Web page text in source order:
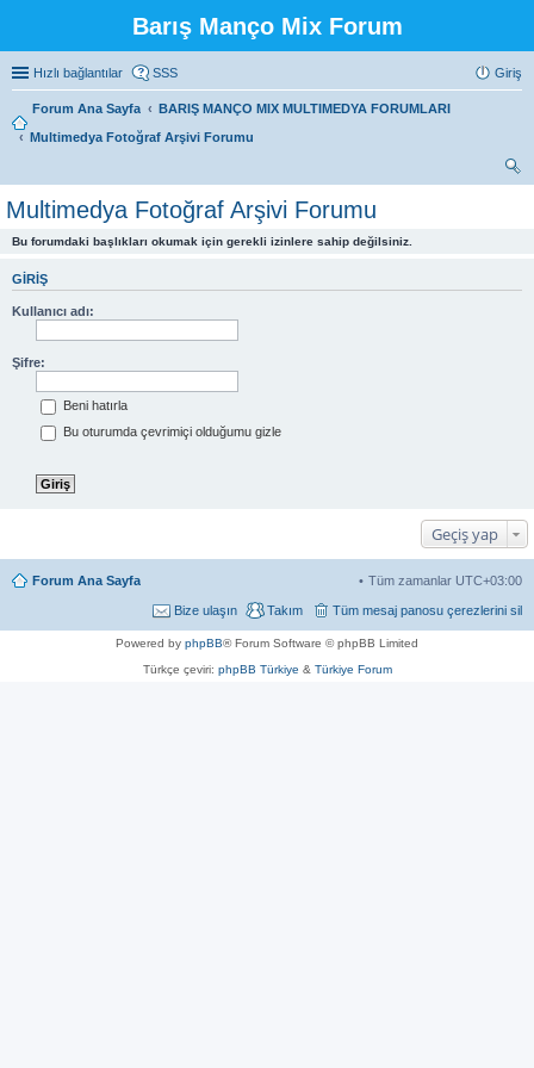
Barış Manço Mix Forum
Hızlı bağlantılar SSS Giriş
Forum Ana Sayfa
BARIŞ MANÇO MIX MULTIMEDYA FORUMLARI
Multimedya Fotoğraf Arşivi Forumu
Multimedya Fotoğraf Arşivi Forumu
Bu forumdaki başlıkları okumak için gerekli izinlere sahip değilsiniz.
GIRIŞ
Kullanıcı adı:
Şifre:
Beni hatırla
Bu oturumda çevrimiçi olduğumu gizle
Geçiş yap
Forum Ana Sayfa Tüm zamanlar UTC+03:00
Tüm mesaj panosu çerezlerini sil
Takım
Bize ulaşın
Powered by phpBB® Forum Software © phpBB Limited
Türkçe çeviri: phpBB Türkiye & Türkiye Forum